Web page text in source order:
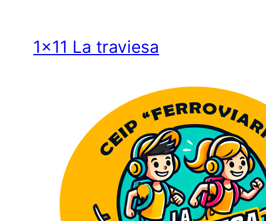
1×11 La traviesa